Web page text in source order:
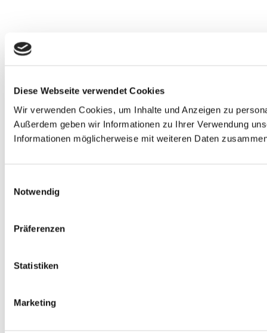
Diese Webseite verwendet Cookies
Wir verwenden Cookies, um Inhalte und Anzeigen zu
Außerdem geben wir Informationen zu Ihrer Verwendung
Informationen möglicherweise mit weiteren Daten
Notwendig
Präferenzen
Statistiken
Marketing